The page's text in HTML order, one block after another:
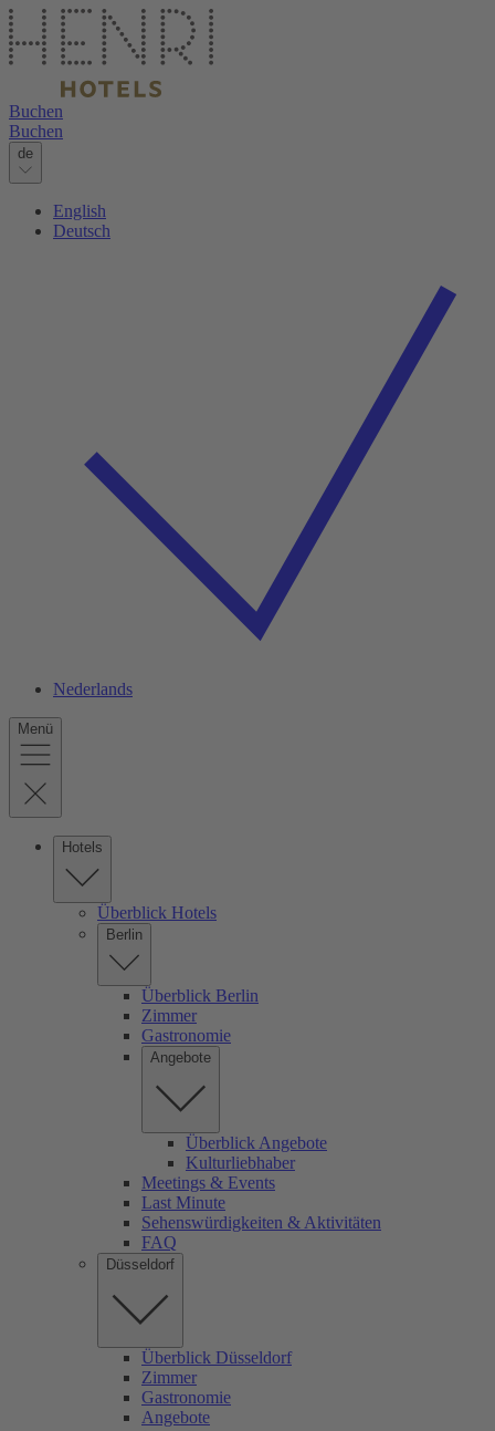
Buchen
Buchen
de
English
Deutsch
Nederlands
Menü
Hotels
Überblick Hotels
Berlin
Überblick Berlin
Zimmer
Gastronomie
Angebote
Überblick Angebote
Kulturliebhaber
Meetings & Events
Last Minute
Sehenswürdigkeiten & Aktivitäten
FAQ
Düsseldorf
Überblick Düsseldorf
Zimmer
Gastronomie
Angebote